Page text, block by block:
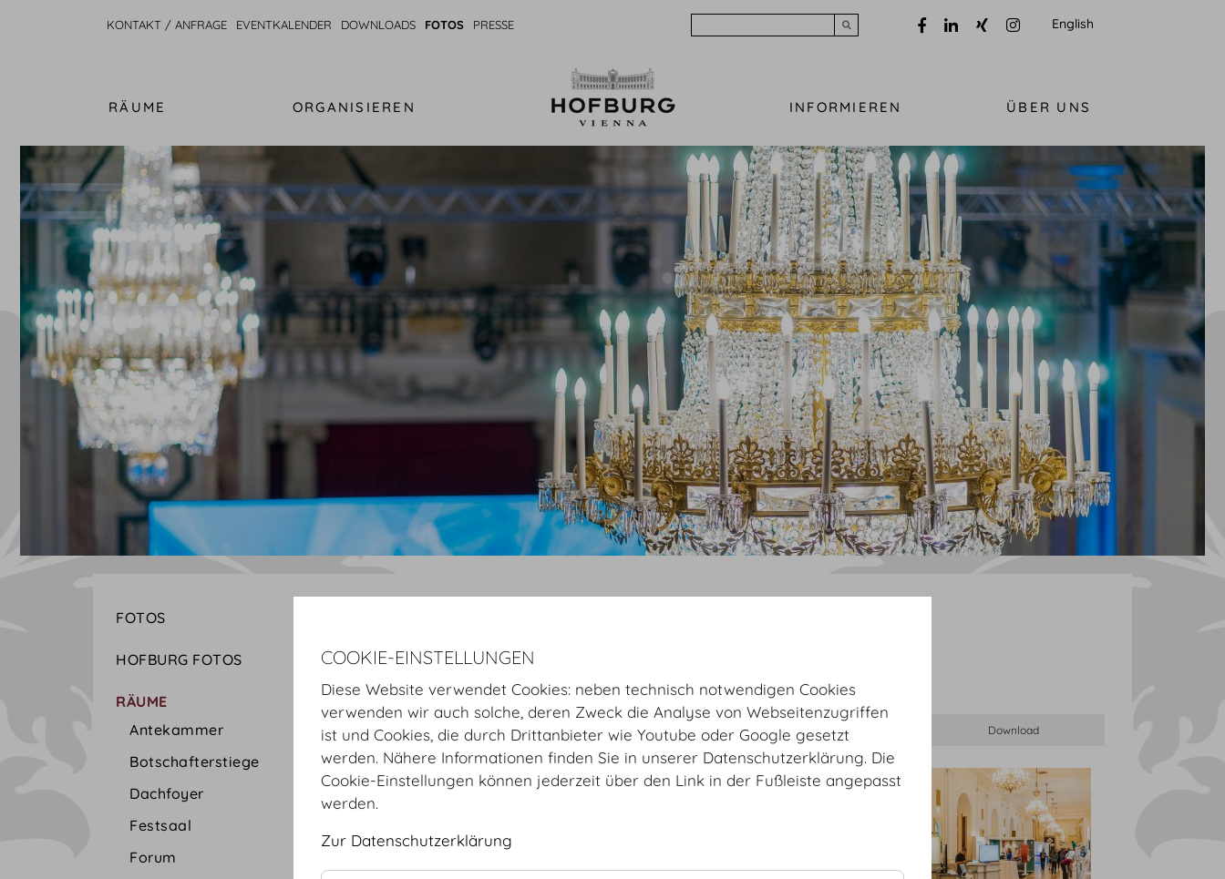
KONTAKT / ANFRAGE EVENTKALENDER DOWNLOADS FOTOS PRESSE English
RÄUME ORGANISIEREN INFORMIEREN ÜBER UNS
FOTOS
HOFBURG FOTOS
RÄUME
Antekammer
Botschafterstiege
Dachfoyer
Festsaal
Forum
Seitengalerie
Virtuelle Tour starten
GALERIE
COOKIE-EINSTELLUNGEN
Diese Website verwendet Cookies: neben technisch notwendigen Cookies
verwenden wir auch solche, deren Zweck die Analyse von Webseitenzugriffen
ist und Cookies, die durch Drittanbieter wie Youtube oder Google gesetzt
werden. Nähere Informationen finden Sie in unserer Datenschutzerklärung. Die
Cookie-Einstellungen können jederzeit über den Link in der Fußleiste angepasst
werden.
Zur Datenschutzerklärung